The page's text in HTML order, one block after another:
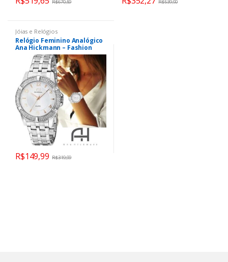
R$670,59 R$539,90
Jóias e Relógios
Relógio Feminino Analógico
Ana Hickmann – Fashion
AH28660Q Prata
R$149,99 R$319,99